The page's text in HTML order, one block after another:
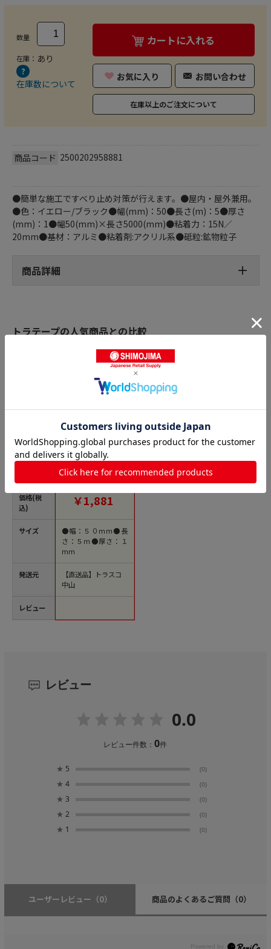
数量
在庫： あり
在庫数について
カートに入れる
お気に入り お問い合わせ
在庫以上のご注文について
商品コード 2500202958881
●簡単な施工ですべり止め対策が行えます。●屋内・屋外兼用。
●色：イエロー/ブラック●幅(mm)：50●長さ(m)：5●厚さ
(mm)：1●幅50(mm)×長さ5000(mm)●粘着力：15N／
20mm●基材：アルミ●粘着剤:アクリル系●砥粒:鉱物粒子
商品詳細
トラテープの人気商品との比較
商品名
価格(税
込)
サイズ
発送元
レビュー
トラスコ中山 カーボ
ーイ すべり止めテー
プザラザラ ブラック/
イエロー（ご注文単
位1巻）【直送品】
￥1,881
●幅：５０ｍｍ●長
さ：５ｍ●厚さ：１
ｍｍ
【直送品】トラスコ
中山
レビュー
0.0
レビュー件数：0件
★ 5 (0)
★ 4 (0)
★ 3 (0)
★ 2 (0)
★ 1 (0)
ユーザーレビュー （0） 商品のよくあるご質問 （0）